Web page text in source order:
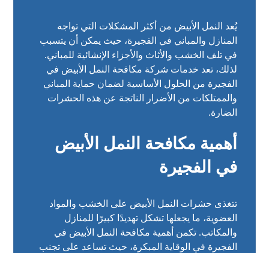
يُعد النمل الأبيض من أكثر المشكلات التي تواجه
المنازل والمباني في الفجيرة، حيث يمكن أن يتسبب
في تلف الخشب والأثاث والأجزاء الإنشائية للمباني.
لذلك، تعد خدمات شركة مكافحة النمل الأبيض في
الفجيرة من الحلول الأساسية لضمان حماية المباني
والممتلكات من الأضرار الناتجة عن هذه الحشرات
الضارة.
أهمية مكافحة النمل الأبيض
في الفجيرة
تتغذى حشرات النمل الأبيض على الخشب والمواد
العضوية، ما يجعلها تشكل تهديدًا كبيرًا للمنازل
والمكاتب. تكمن أهمية مكافحة النمل الأبيض في
الفجيرة في الوقاية المبكرة، حيث تساعد على تجنب